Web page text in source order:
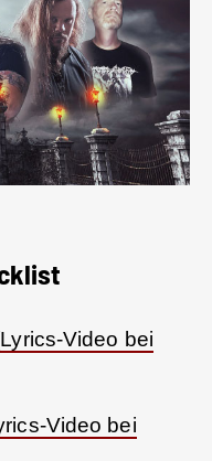
Video bei
Video bei